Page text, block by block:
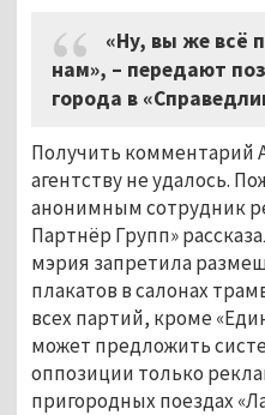
«Ну, вы же всё
нам», – передают
города в
Получить
агентству не удалось.
анонимным сотрудник
Партнёр Групп»
мэрия запретила
плакатов в салонах
всех партий, кроме
может предложить
оппозиции только
пригородных поездах